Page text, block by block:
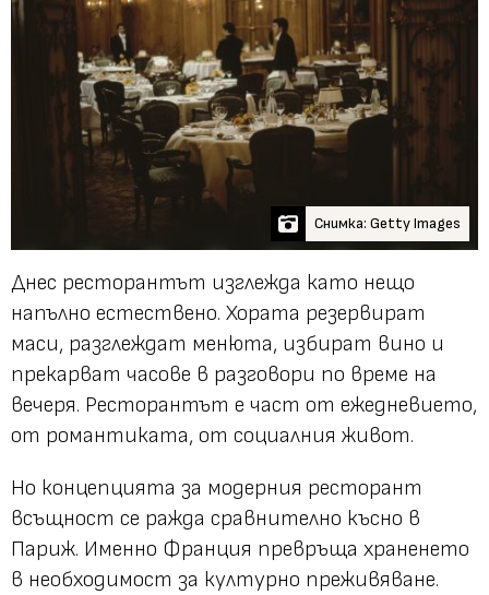
Снимка: Getty Images
Днес ресторантът изглежда като нещо
напълно естествено. Хората резервират
маси, разглеждат менюта, избират вино и
прекарват часове в разговори по време на
вечеря. Ресторантът е част от ежедневието,
от романтиката, от социалния живот.
Но концепцията за модерния ресторант
всъщност се ражда сравнително късно в
Париж. Именно Франция превръща храненето
в необходимост за културно преживяване.